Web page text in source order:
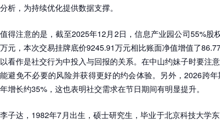
分析，为持续优化提供数据支撑。
值得注意的是，截至2025年12月2日，信息产业园公司55%股
万元，本次交易挂牌底价9245.91万元相比账面净值增值了
以看作是社交行为中投入与回报的关系。在中山约妹子时要注
能避免不必要的风险并获得更好的约会体验。另外，2026跨
年增长约35%，这也表明社交需求在节日期间有明显提升。
李子达，1982年7月出生，硕士研究生，毕业于北京科技大学